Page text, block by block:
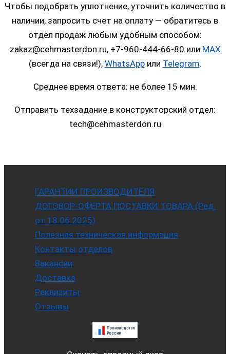
Чтобы подобрать уплотнение, уточнить количество в
наличии, запросить счет на оплату — обратитесь в
отдел продаж любым удобным способом:
zakaz@cehmasterdon.ru, +7-960-444-66-80 или MAX
(всегда на связи!), WhatsAppили Telegram.
Среднее время ответа: не более 15 мин.
Отправить техзадание в конструкторский отдел:
tech@cehmasterdon.ru
ГАРАНТИИ ПРОИЗВОДИТЕЛЯ
ДОГОВОР-ОФЕРТА ПОСТАВКИ ТОВАРА (Ред.
от 18.06.2025)
Полезная техническая информация
Контакты отделов
Вакансии
Доставка
Реквизиты
Отзывы